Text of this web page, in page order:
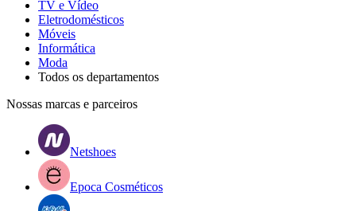
TV e Vídeo
Eletrodomésticos
Móveis
Informática
Moda
Todos os departamentos
Nossas marcas e parceiros
Netshoes
Epoca Cosméticos